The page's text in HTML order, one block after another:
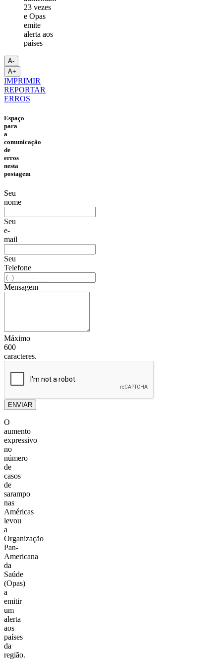
A-
A+
IMPRIMIR
REPORTAR
ERROS
Espaço
para
a
comunicação
de
erros
nesta
postagem
Seu
nome
Seu
e-
mail
Seu
Telefone
Mensagem
Máximo
600
caracteres.
ENVIAR
O
aumento
expressivo
no
número
de
casos
de
sarampo
nas
Américas
levou
a
Organização
Pan-
Americana
da
Saúde
(Opas)
a
emitir
um
alerta
aos
países
da
região.